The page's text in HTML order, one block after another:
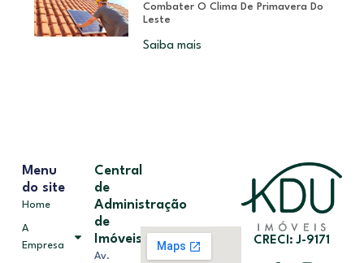
Combater O Clima De Primavera Do
Leste
Saiba mais
CRECI: J-9171
Menu
do site
Home
A
Empresa
Central
de
Administração
de
Imóveis
Av.